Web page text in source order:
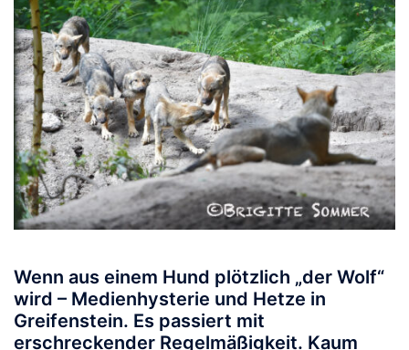
Wenn aus einem Hund plötzlich „der Wolf“
wird – Medienhysterie und Hetze in
Greifenstein. Es passiert mit
erschreckender Regelmäßigkeit. Kaum